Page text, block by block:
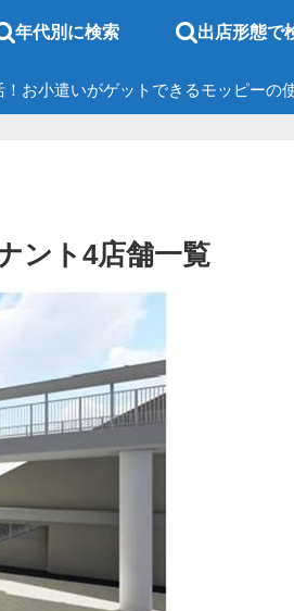
年代別に検索 出店形態で
！お小遣いがゲットできるモッピーの
ント4店舗一覧